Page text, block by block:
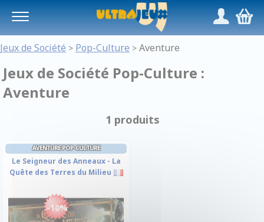
/,
Jeux de Société > Pop-Culture > Aventure
Jeux de Société Pop-Culture :
Aventure
1 produits
AVENTURE POP-CULTURE
Le Seigneur des Anneaux - La
Quête des Terres du Milieu
-10%